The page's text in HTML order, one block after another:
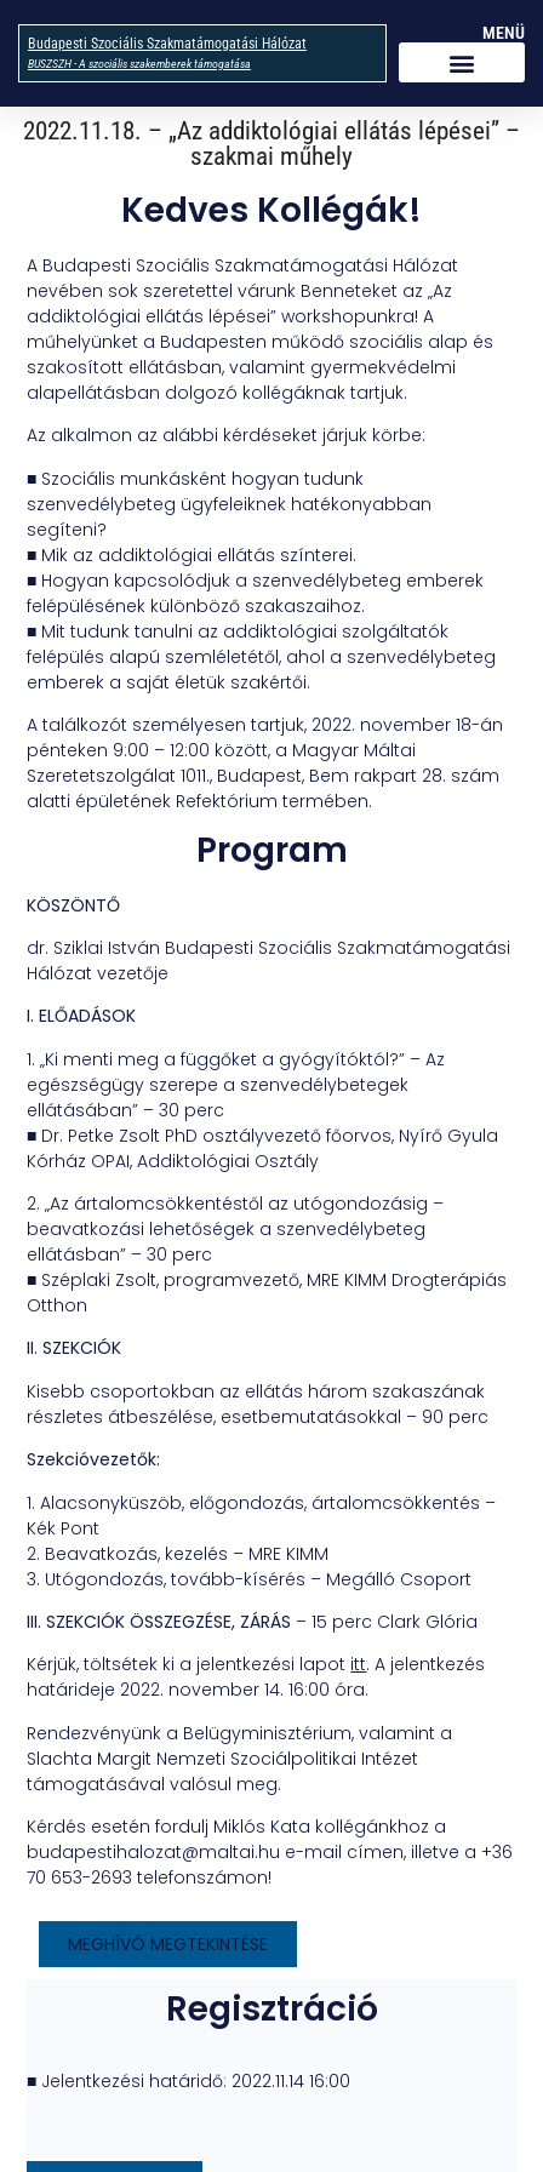
Budapesti Szociális Szakmatámogatási Hálózat
BUSZSZH - A szociális szakemberek támogatása
MENÜ
2022.11.18. – „Az addiktológiai ellátás lépései” –
szakmai műhely
Kedves Kollégák!
A Budapesti Szociális Szakmatámogatási Hálózat
nevében sok szeretettel várunk Benneteket az „Az
addiktológiai ellátás lépései” workshopunkra! A
műhelyünket a Budapesten működő szociális alap és
szakosított ellátásban, valamint gyermekvédelmi
alapellátásban dolgozó kollégáknak tartjuk.
Az alkalmon az alábbi kérdéseket járjuk körbe:
■ Szociális munkásként hogyan tudunk
szenvedélybeteg ügyfeleiknek hatékonyabban
segíteni?
■ Mik az addiktológiai ellátás színterei.
■ Hogyan kapcsolódjuk a szenvedélybeteg emberek
felépülésének különböző szakaszaihoz.
■ Mit tudunk tanulni az addiktológiai szolgáltatók
felépülés alapú szemléletétől, ahol a szenvedélybeteg
emberek a saját életük szakértői.
A találkozót személyesen tartjuk, 2022. november 18-án
pénteken 9:00 – 12:00 között, a Magyar Máltai
Szeretetszolgálat 1011., Budapest, Bem rakpart 28. szám
alatti épületének Refektórium termében.
Program
KÖSZÖNTŐ
dr. Sziklai István Budapesti Szociális Szakmatámogatási
Hálózat vezetője
I. ELŐADÁSOK
1. „Ki menti meg a függőket a gyógyítóktól?” – Az
egészségügy szerepe a szenvedélybetegek
ellátásában” – 30 perc
■ Dr. Petke Zsolt PhD osztályvezető főorvos, Nyírő Gyula
Kórház OPAI, Addiktológiai Osztály
2. „Az ártalomcsökkentéstől az utógondozásig –
beavatkozási lehetőségek a szenvedélybeteg
ellátásban” – 30 perc
■ Széplaki Zsolt, programvezető, MRE KIMM Drogterápiás
Otthon
II. SZEKCIÓK
Kisebb csoportokban az ellátás három szakaszának
részletes átbeszélése, esetbemutatásokkal – 90 perc
Szekcióvezetők:
1. Alacsonyküszöb, előgondozás, ártalomcsökkentés –
Kék Pont
2. Beavatkozás, kezelés – MRE KIMM
3. Utógondozás, tovább-kísérés – Megálló Csoport
III. SZEKCIÓK ÖSSZEGZÉSE, ZÁRÁS – 15 perc Clark Glória
Kérjük, töltsétek ki a jelentkezési lapot itt. A jelentkezés
határideje 2022. november 14. 16:00 óra.
Rendezvényünk a Belügyminisztérium, valamint a
Slachta Margit Nemzeti Szociálpolitikai Intézet
támogatásával valósul meg.
Kérdés esetén fordulj Miklós Kata kollégánkhoz a
budapestihalozat@maltai.hu e-mail címen, illetve a +36
70 653-2693 telefonszámon!
MEGHÍVÓ MEGTEKINTÉSE
Regisztráció
■ Jelentkezési határidő: 2022.11.14 16:00